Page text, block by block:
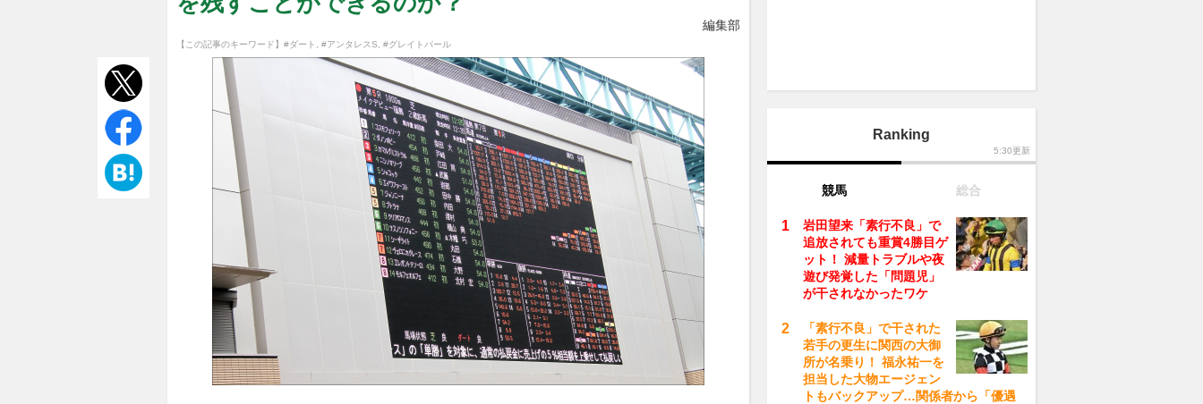
編集部
【この記事のキーワード】 #ダート #アンタレスS #グレイトパール
Ranking
5:30更新
競馬 総合
岩田望来「素行不良」で
追放されても重賞4勝目ゲ
ット！ 減量トラブルや夜
遊び発覚した「問題児」
が干されなかったワケ
「素行不良」で干された
若手の更生に関西の大御
所が名乗り！ 福永祐一を
担当した大物エージェン
トもバックアップ…関係者から「優遇